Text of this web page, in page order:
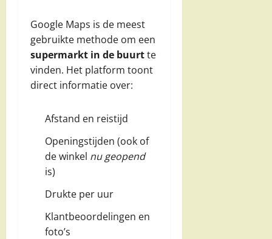
Google Maps is de meest
gebruikte methode om een
supermarkt in de buurtte
vinden. Het platform toont
direct informatie over:
Afstand en reistijd
Openingstijden (ook of
de winkel nu geopend
is)
Drukte per uur
Klantbeoordelingen en
foto’s